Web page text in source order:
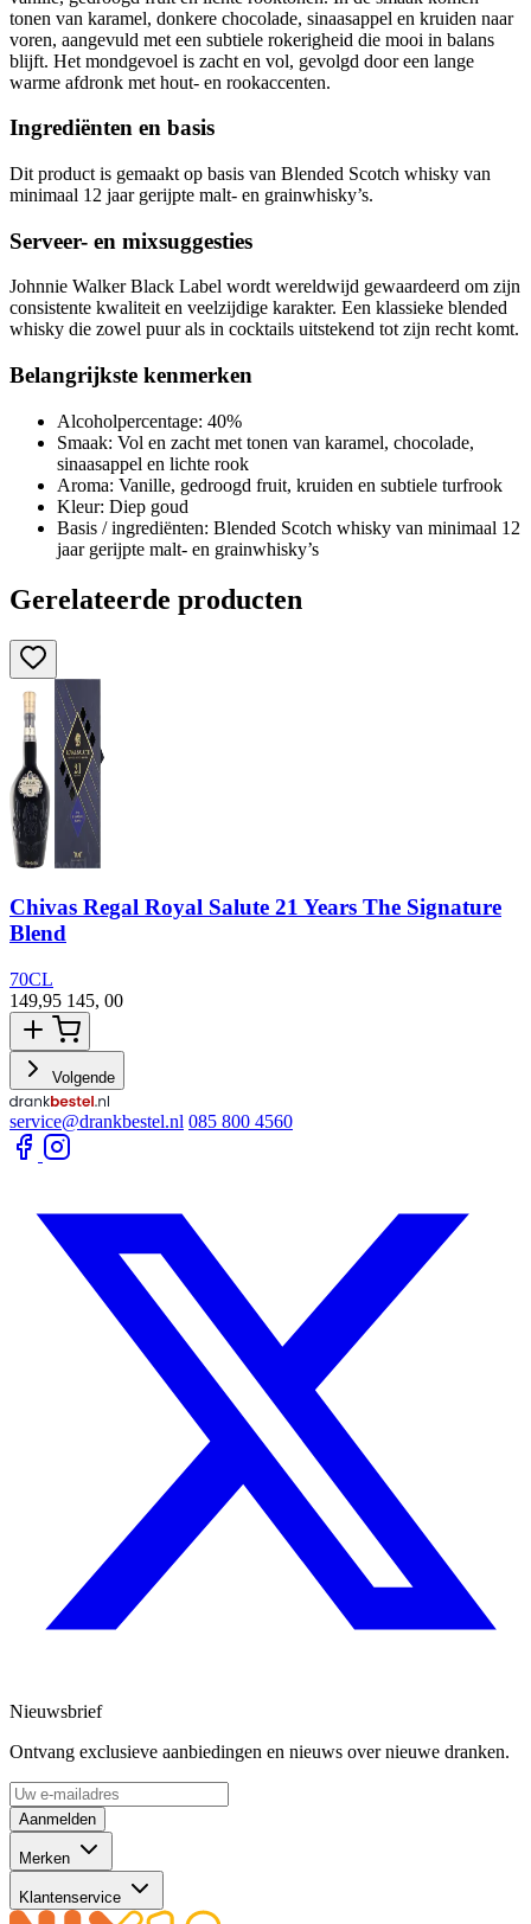
tonen van karamel, donkere chocolade, sinaasappel en kruiden naar
voren, aangevuld met een subtiele rokerigheid die mooi in balans
blijft. Het mondgevoel is zacht en vol, gevolgd door een lange
warme afdronk met hout- en rookaccenten.
Ingrediënten en basis
Dit product is gemaakt op basis van Blended Scotch whisky van
minimaal 12 jaar gerijpte malt- en grainwhisky’s.
Serveer- en mixsuggesties
Johnnie Walker Black Label wordt wereldwijd gewaardeerd om zijn
consistente kwaliteit en veelzijdige karakter. Een klassieke blended
whisky die zowel puur als in cocktails uitstekend tot zijn recht komt.
Belangrijkste kenmerken
Alcoholpercentage: 40%
Smaak: Vol en zacht met tonen van karamel, chocolade,
sinaasappel en lichte rook
Aroma: Vanille, gedroogd fruit, kruiden en subtiele turfrook
Kleur: Diep goud
Basis / ingrediënten: Blended Scotch whisky van minimaal 12
jaar gerijpte malt- en grainwhisky’s
Gerelateerde producten
Chivas Regal Royal Salute 21 Years The Signature
Blend
70CL
149,95 145, 00
Volgende
service@drankbestel.nl 085 800 4560
Nieuwsbrief
Ontvang exclusieve aanbiedingen en nieuws over nieuwe dranken.
Aanmelden
Merken
Klantenservice